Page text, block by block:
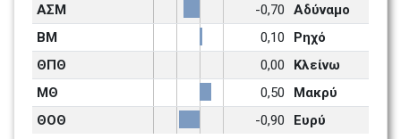
ΑΣΜ
-0,70
Αδύναμο
ΒΜ
0,10
Ρηχό
ΘΠΘ
0,00
Κλείνω
ΜΘ
0,50
Μακρύ
ΘΟΘ
-0,90 Ευρύ